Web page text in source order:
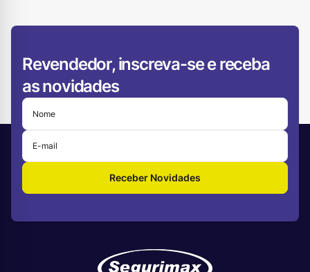
Revendedor, inscreva-se e receba
as novidades
Receber Novidades